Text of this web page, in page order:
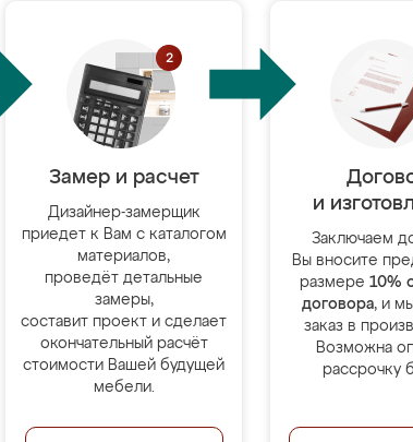
Замер и расчет
Дизайнер-замерщик
приедет к Вам с каталогом
материалов,
проведёт детальные
замеры,
составит проект и сделает
окончательный расчёт
стоимости Вашей будущей
мебели.
и
Заключаем
Вы вносите
размере 10%
договора, и
заказ в
Возможна
рассрочку